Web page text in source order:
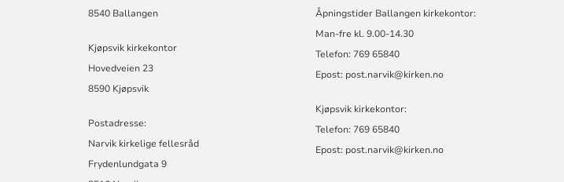
8540 Ballangen
Kjøpsvik kirkekontor
Hovedveien 23
8590 Kjøpsvik
Postadresse:
Narvik kirkelige fellesråd
Frydenlundgata 9
Åpningstider Ballangen kirkekontor:
Man-fre kl. 9.00-14.30
Telefon: 769 65840
Epost: post.narvik@kirken.no
Kjøpsvik kirkekontor:
Telefon: 769 65840
Epost: post.narvik@kirken.no